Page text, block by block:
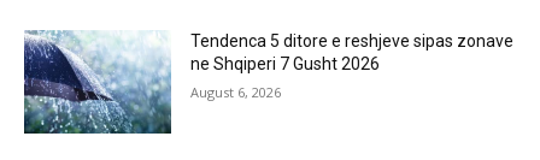
Tendenca 5 ditore e reshjeve sipas zonave
ne Shqiperi 7 Gusht 2026
August 6, 2026